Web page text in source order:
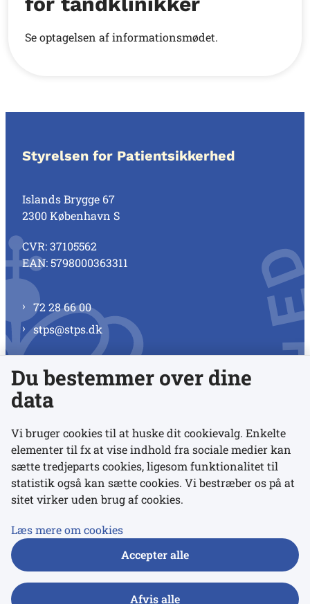
Se optagelsen af informationsmødet.
Styrelsen for Patientsikkerhed
Islands Brygge 67
2300 København S
CVR: 37105562
EAN: 5798000363311
72 28 66 00
stps@stps.dk
Se alle kontaktnumre
Links
Udgivelser
Tilgængelighedserklæring
Du bestemmer over dine
data
Vi bruger cookies til at huske dit cookievalg. Enkelte
elementer til fx at vise indhold fra sociale medier kan
sætte tredjeparts cookies, ligesom funktionalitet til
statistik også kan sætte cookies. Vi bestræber os på at
sitet virker uden brug af cookies.
Læs mere om cookies
Accepter alle
Afvis alle